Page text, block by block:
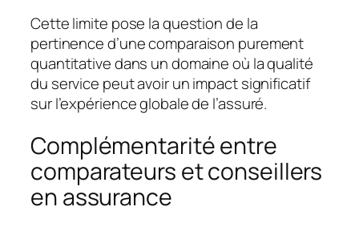
Cette limite pose la question de la
pertinence d’une comparaison purement
quantitative dans un domaine où la qualité
du service peut avoir un impact significatif
sur l’expérience globale de l’assuré.
Complémentarité entre
comparateurs et conseillers
en assurance